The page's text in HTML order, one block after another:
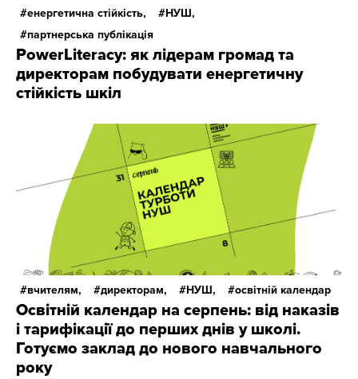
енергетична стійкість,
НУШ,
партнерська публікація
PowerLiteracy: як лідерам громад та
директорам побудувати енергетичну
стійкість шкіл
вчителям, директорам, НУШ, освітній календар
Освітній календар на серпень: від наказів
і тарифікації до перших днів у школі.
Готуємо заклад до нового навчального
року